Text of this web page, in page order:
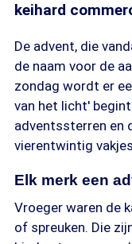
keihard
De advent, die
de naam voor de
zondag wordt er
van het licht'
adventssterren en
vierentwintig
Elk merk een
Vroeger waren de
of spreuken. Die